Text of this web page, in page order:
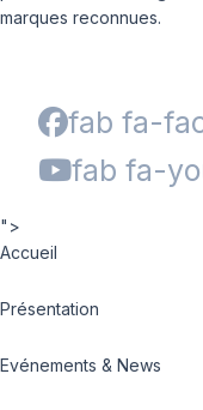
marques reconnues.
fab fa-
fab fa-
">
Accueil
Présentation
Evénements & News